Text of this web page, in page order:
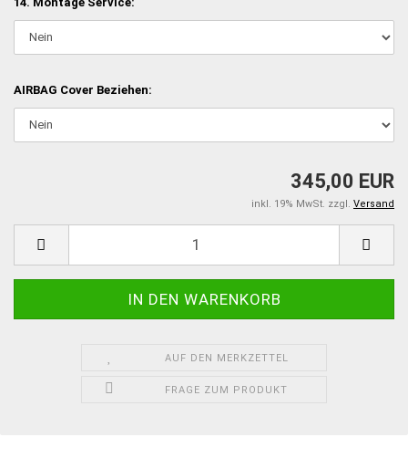
AIRBAG Cover Beziehen:
345,00 EUR
inkl. 19% MwSt. zzgl. Versand
AUF DEN MERKZETTEL
FRAGE ZUM PRODUKT